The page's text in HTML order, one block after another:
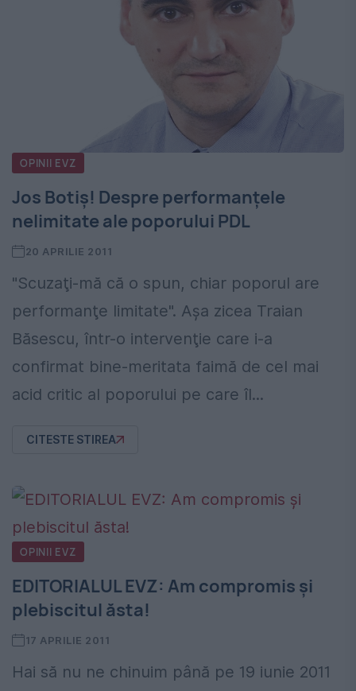
OPINII EVZ
Jos Botiş! Despre performanţele
nelimitate ale poporului PDL
20 APRILIE 2011
"Scuzaţi-mă că o spun, chiar poporul are
performanţe limitate". Aşa zicea Traian
Băsescu, într-o intervenţie care i-a
confirmat bine-meritata faimă de cel mai
acid critic al poporului pe care îl...
CITESTE STIREA
OPINII EVZ
EDITORIALUL EVZ: Am compromis şi
plebiscitul ăsta!
17 APRILIE 2011
Hai să nu ne chinuim până pe 19 iunie 2011